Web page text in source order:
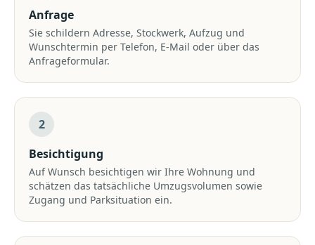
Anfrage
Sie schildern Adresse, Stockwerk, Aufzug und
Wunschtermin per Telefon, E-Mail oder über das
Anfrageformular.
2
Besichtigung
Auf Wunsch besichtigen wir Ihre Wohnung und
schätzen das tatsächliche Umzugsvolumen sowie
Zugang und Parksituation ein.